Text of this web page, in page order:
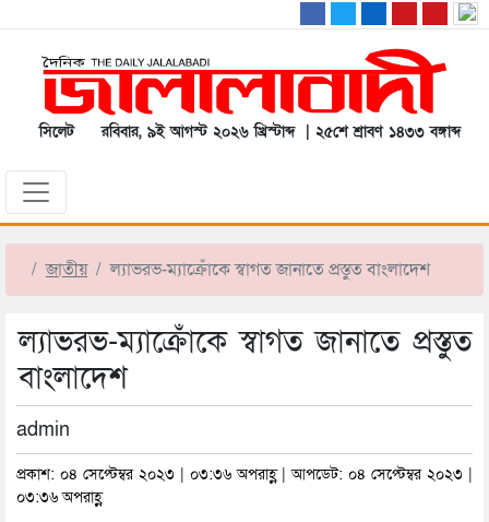
সিলেট রবিবার, ৯ই আগস্ট ২০২৬ খ্রিস্টাব্দ | ২৫শে শ্রাবণ ১৪৩৩ বঙ্গাব্দ
জাতীয় ল্যাভরভ-ম্যাক্রোঁকে স্বাগত জানাতে প্রস্তুত বাংলাদেশ
ল্যাভরভ-ম্যাক্রোঁকে স্বাগত জানাতে প্রস্তুত
বাংলাদেশ
admin
প্রকাশ: ০৪ সেপ্টেম্বর ২০২৩ | ০৩:৩৬ অপরাহ্ণ | আপডেট: ০৪ সেপ্টেম্বর ২০২৩ |
০৩:৩৬ অপরাহ্ণ